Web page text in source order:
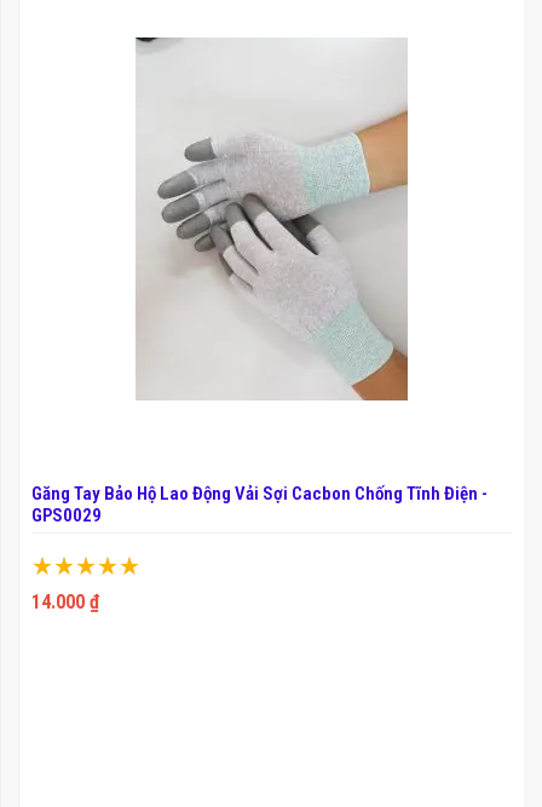
Găng Tay Bảo Hộ Lao Động Vải Sợi Cacbon Chống Tĩnh Điện -
GPS0029
Xếp hạng:
100%
14.000 ₫